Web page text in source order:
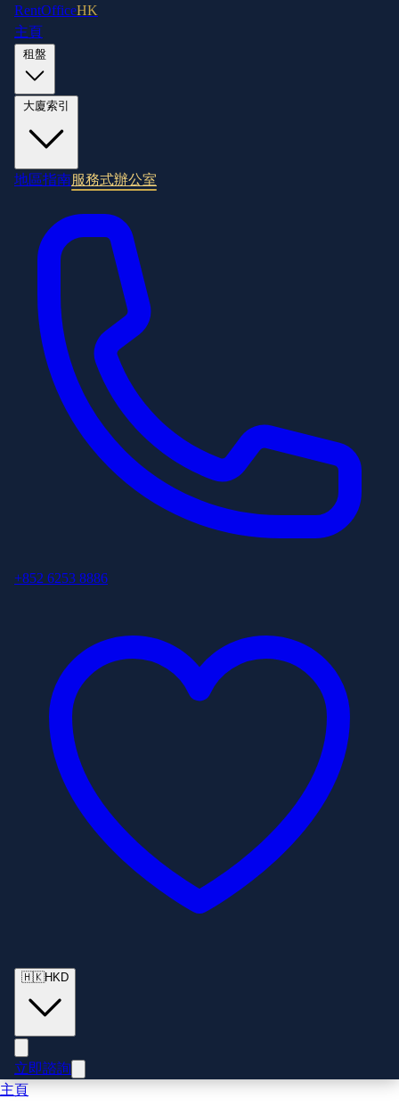
RentOfficeHK
主頁
地區指南服務式辦公室
+852 6253 8886
🇭🇰HKD
立即諮詢
主頁